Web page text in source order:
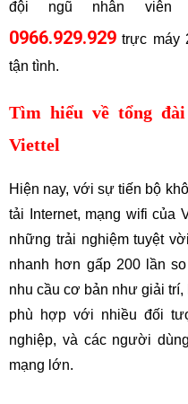
đội ngũ nhân viên
0966.929.929 trực máy
tận tình.
Tìm hiểu về tổng
Viettel
Hiện nay, với sự tiến bộ
tải Internet, mạng wifi của
những trải nghiệm tuyệt
nhanh hơn gấp 200 lần
nhu cầu cơ bản như giải trí,
phù hợp với nhiều đối
nghiệp, và các người
mạng lớn.